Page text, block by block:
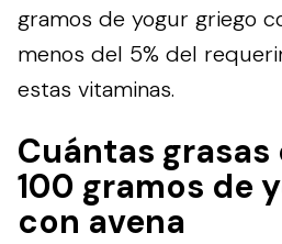
gramos de yogur griego
menos del 5% del
estas vitaminas.
Cuántas
100 gramos de
con avena